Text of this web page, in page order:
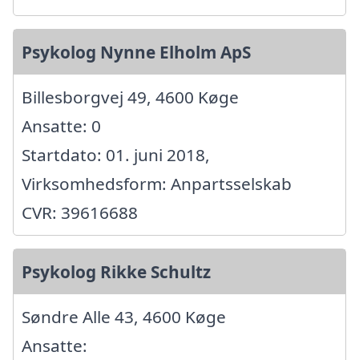
Psykolog Nynne Elholm ApS
Billesborgvej 49, 4600 Køge
Ansatte: 0
Startdato: 01. juni 2018,
Virksomhedsform: Anpartsselskab
CVR: 39616688
Psykolog Rikke Schultz
Søndre Alle 43, 4600 Køge
Ansatte: